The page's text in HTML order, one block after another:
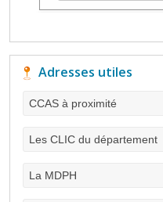
Adresses utiles
CCAS à proximité
Les CLIC du département
La MDPH